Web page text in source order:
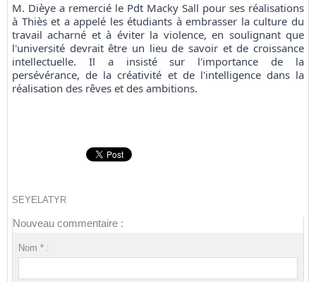
M. Dièye a remercié le Pdt Macky Sall pour ses réalisations
à Thiès et a appelé les étudiants à embrasser la culture du
travail acharné et à éviter la violence, en soulignant que
l'université devrait être un lieu de savoir et de croissance
intellectuelle. Il a insisté sur l'importance de la
persévérance, de la créativité et de l'intelligence dans la
réalisation des rêves et des ambitions.
SEYELATYR
Nouveau commentaire :
Nom * :